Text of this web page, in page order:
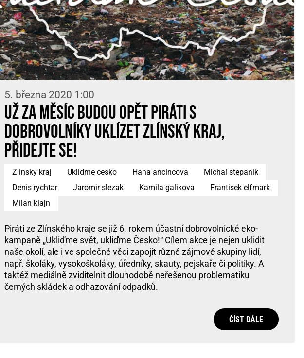
5. března 2020 1:00
Už za měsíc budou opět Piráti s
dobrovolníky uklízet Zlínský kraj,
přidejte se!
Zlinsky kraj Uklidme cesko Hana ancincova
Michal stepanik
Denis rychtar
Jaromir slezak Kamila galikova
Frantisek elfmark
Milan klajn
Piráti ze Zlínského kraje se již 6. rokem účastní dobrovolnické eko-
kampaně „Ukliďme svět, ukliďme Česko!“ Cílem akce je nejen uklidit
naše okolí, ale i ve společné věci zapojit různé zájmové skupiny lidí,
např. školáky, vysokoškoláky, úředníky, skauty, pejskaře či politiky. A
taktéž mediálně zviditelnit dlouhodobě neřešenou problematiku
černých skládek a odhazování odpadků.
ČÍST DÁLE